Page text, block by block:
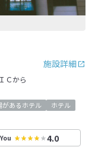
施設詳細
Ｃから
があるホテル
ホテル
4.0